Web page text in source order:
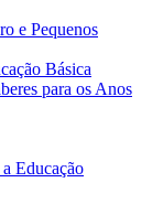
e Pequenos
Básica
para os Anos
Educação